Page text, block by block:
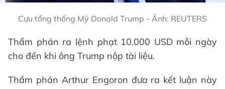
Cựu tổng thống Mỹ Donald Trump - Ảnh: REUTERS
Thẩm phán ra lệnh phạt 10.000 USD mỗi ngày
cho đến khi ông Trump nộp tài liệu.
Thẩm phán Arthur Engoron đưa ra kết luận này